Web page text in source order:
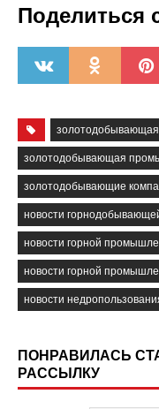
Поделиться
золотодобывающая
золотодобывающие
новости
новости горной
новости горной
новости
ПОНРАВИЛАСЬ
РАССЫЛКУ